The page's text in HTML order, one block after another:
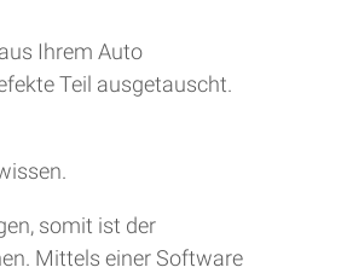
Ihrem Auto
Teil ausgetauscht.
somit ist der
Mittels einer Software